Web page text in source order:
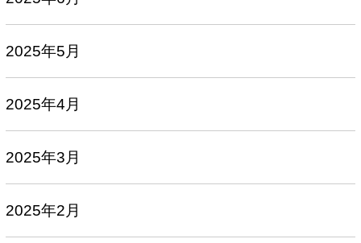
2025年5月
2025年4月
2025年3月
2025年2月